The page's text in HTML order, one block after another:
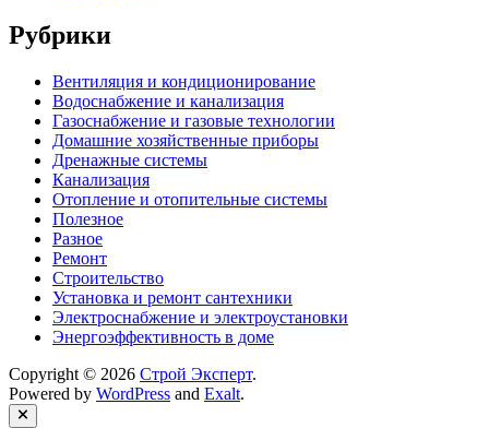
Рубрики
Вентиляция и кондиционирование
Водоснабжение и канализация
Газоснабжение и газовые технологии
Домашние хозяйственные приборы
Дренажные системы
Канализация
Отопление и отопительные системы
Полезное
Разное
Ремонт
Строительство
Установка и ремонт сантехники
Электроснабжение и электроустановки
Энергоэффективность в доме
Copyright © 2026 Строй Эксперт.
Powered by WordPress and Exalt.
Close